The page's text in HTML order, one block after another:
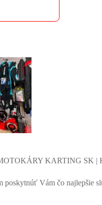
KARTING SK |
Vám čo najlepšie